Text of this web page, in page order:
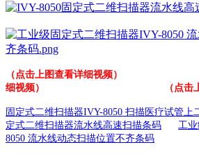
（点击上图查看详细视频）
细视频）
（点击
固定式二维扫描器IVY-8050 扫描医疗试管上
定式二维扫描器流水线高速扫描条码
工
8050 流水线动态扫描位置不齐条码